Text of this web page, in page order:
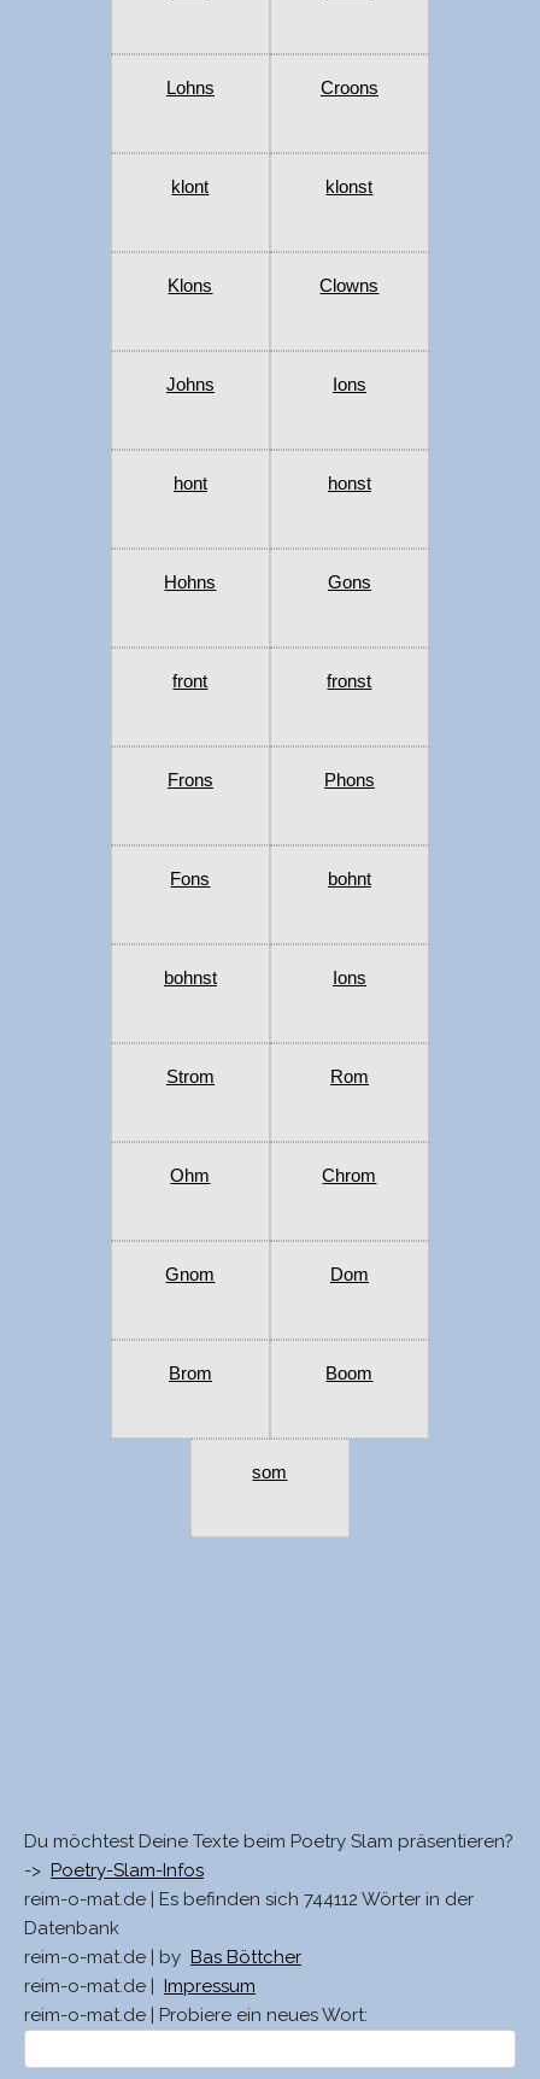
Lohns Croons
klont klonst
Klons Clowns
Johns Ions
hont honst
Hohns Gons
front fronst
Frons Phons
Fons bohnt
bohnst Ions
Strom Rom
Ohm Chrom
Gnom Dom
Brom Boom
som
Du möchtest Deine Texte beim Poetry Slam präsentieren?
-> Poetry-Slam-Infos
reim-o-mat.de | Es befinden sich 744112 Wörter in der
Datenbank
reim-o-mat.de | by Bas Böttcher
reim-o-mat.de |
Impressum
reim-o-mat.de | Probiere ein neues Wort: